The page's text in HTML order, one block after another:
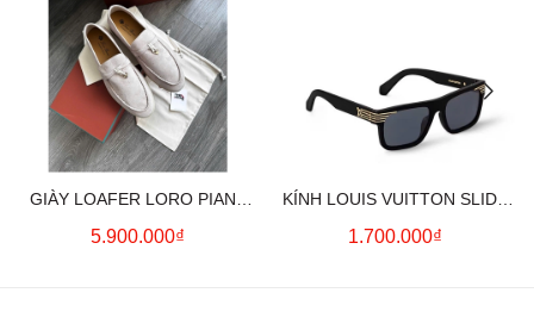
GIÀY LOAFER LORO PIANA
SUMMER CHARMS (CREAM)
5.900.000₫
KÍNH LOUIS VUITTON SLIDE
SQUARE SUNGLASSES
1.700.000₫